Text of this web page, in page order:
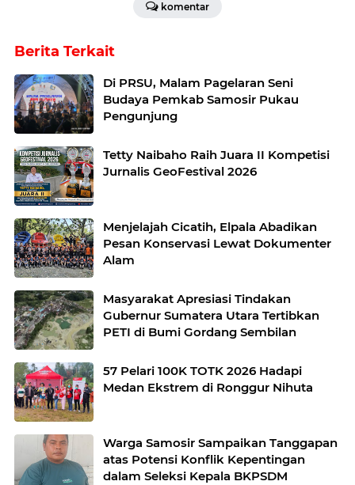
komentar
Berita Terkait
Di PRSU, Malam Pagelaran Seni
Budaya Pemkab Samosir Pukau
Pengunjung
Tetty Naibaho Raih Juara II Kompetisi
Jurnalis GeoFestival 2026
Menjelajah Cicatih, Elpala Abadikan
Pesan Konservasi Lewat Dokumenter
Alam
Masyarakat Apresiasi Tindakan
Gubernur Sumatera Utara Tertibkan
PETI di Bumi Gordang Sembilan
57 Pelari 100K TOTK 2026 Hadapi
Medan Ekstrem di Ronggur Nihuta
Warga Samosir Sampaikan Tanggapan
atas Potensi Konflik Kepentingan
dalam Seleksi Kepala BKPSDM